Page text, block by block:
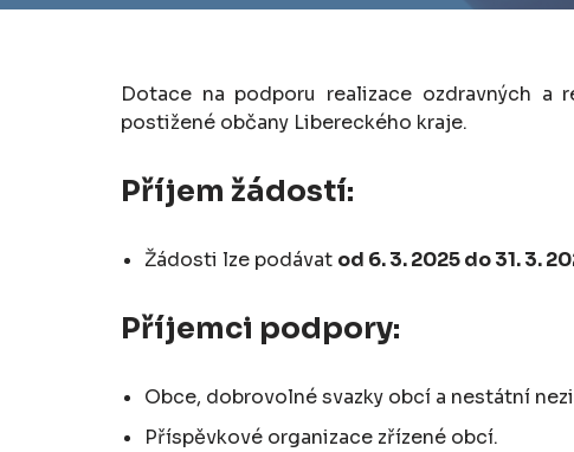
Dotace na podporu realizace ozdravných a
postižené občany Libereckého kraje.
Příjem žádostí:
Žádosti lze podávat od 6. 3. 2025 do 31. 3.
Příjemci podpory:
Obce, dobrovolné svazky obcí a nestátní
Příspěvkové organizace zřízené obcí.